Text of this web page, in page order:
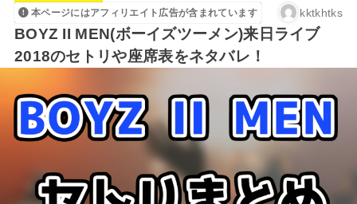
本ページにはアフィリエイト広告が含まれています kktkhtks
BOYZ II MEN(ボーイズツーメン)来日ライブ
2018のセトリや座席表をネタバレ！